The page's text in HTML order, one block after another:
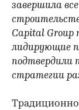
завершила
Capital Group
лидирующие
подтвердили
стратегии